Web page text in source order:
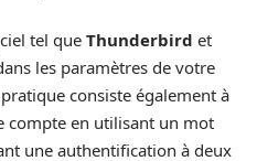
tel que Thunderbird et
les paramètres de votre
consiste également à
compte en utilisant un mot
une authentification à deux